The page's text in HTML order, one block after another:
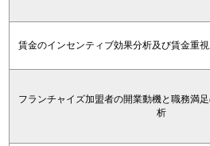
賃金のインセンティブ効果分析及び賃金重
フランチャイズ加盟者の開業動機と職務満
析